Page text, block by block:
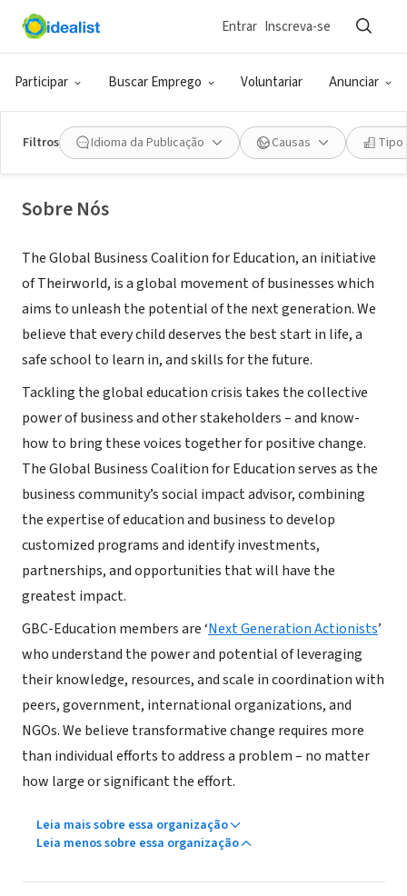
Participar Buscar Emprego Voluntariar Anunciar
Entrar Inscreva-se
Filtros Idioma da Publicação Causas Tipo
ONG (SETOR SOCIAL)
The Global Business Coalition for
Education
New York, NY|www.gbc-education.org
Sobre Nós
The Global Business Coalition for Education, an initiative
of Theirworld, is a global movement of businesses which
aims to unleash the potential of the next generation. We
believe that every child deserves the best start in life, a
safe school to learn in, and skills for the future.
Tackling the global education crisis takes the collective
power of business and other stakeholders – and know-
how to bring these voices together for positive change.
The Global Business Coalition for Education serves as the
business community’s social impact advisor, combining
the expertise of education and business to develop
customized programs and identify investments,
partnerships, and opportunities that will have the
greatest impact.
GBC-Education members are ‘Next Generation Actionists’
who understand the power and potential of leveraging
their knowledge, resources, and scale in coordination with
peers, government, international organizations, and
NGOs. We believe transformative change requires more
than individual efforts to address a problem – no matter
how large or significant the effort.
Leia mais sobre essa organização
Leia menos sobre essa organização